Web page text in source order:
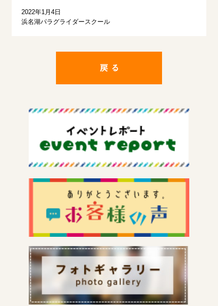
2022年1月4日
浜名湖パラグライダースクール